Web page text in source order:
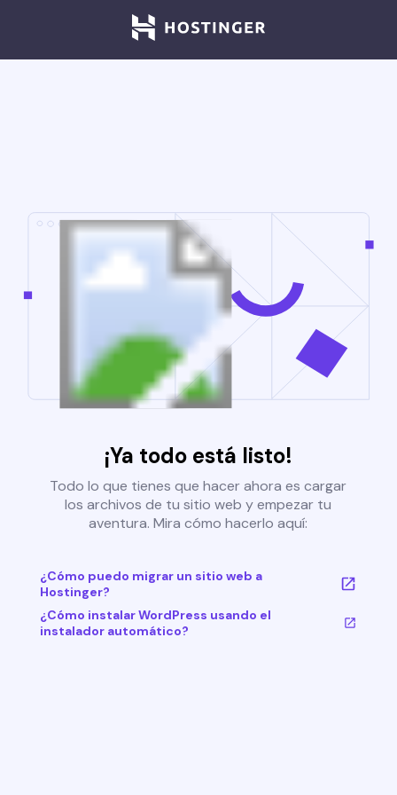
¡Ya todo está listo!
Todo lo que tienes que hacer ahora es cargar
los archivos de tu sitio web y empezar tu
aventura. Mira cómo hacerlo aquí:
¿Cómo puedo migrar un sitio web a
Hostinger?
¿Cómo instalar WordPress usando el
instalador automático?